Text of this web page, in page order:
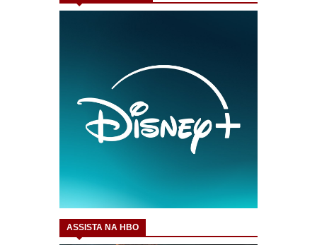
ASSISTA NA HBO